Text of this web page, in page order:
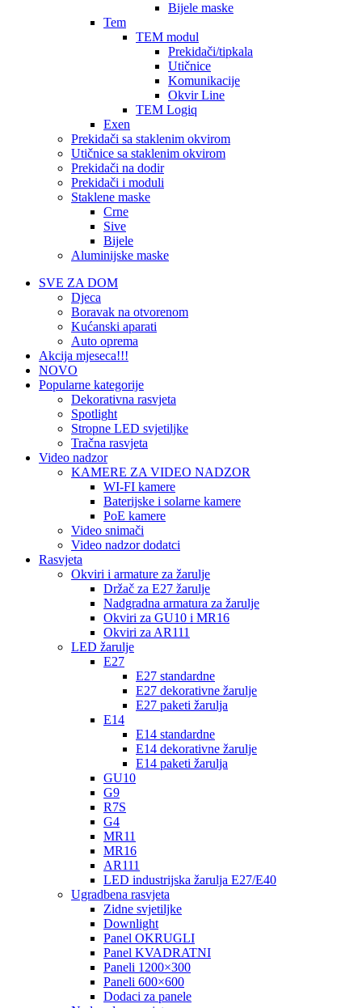
Bijele maske
Tem
TEM modul
Prekidači/tipkala
Utičnice
Komunikacije
Okvir Line
TEM Logiq
Exen
Prekidači sa staklenim okvirom
Utičnice sa staklenim okvirom
Prekidači na dodir
Prekidači i moduli
Staklene maske
Crne
Sive
Bijele
Aluminijske maske
SVE ZA DOM
Djeca
Boravak na otvorenom
Kućanski aparati
Auto oprema
Akcija mjeseca!!!
NOVO
Popularne kategorije
Dekorativna rasvjeta
Spotlight
Stropne LED svjetiljke
Tračna rasvjeta
Video nadzor
KAMERE ZA VIDEO NADZOR
WI-FI kamere
Baterijske i solarne kamere
PoE kamere
Video snimači
Video nadzor dodatci
Rasvjeta
Okviri i armature za žarulje
Držač za E27 žarulje
Nadgradna armatura za žarulje
Okviri za GU10 i MR16
Okviri za AR111
LED žarulje
E27
E27 standardne
E27 dekorativne žarulje
E27 paketi žarulja
E14
E14 standardne
E14 dekorativne žarulje
E14 paketi žarulja
GU10
G9
R7S
G4
MR11
MR16
AR111
LED industrijska žarulja E27/E40
Ugradbena rasvjeta
Zidne svjetiljke
Downlight
Panel OKRUGLI
Panel KVADRATNI
Paneli 1200×300
Paneli 600×600
Dodaci za panele